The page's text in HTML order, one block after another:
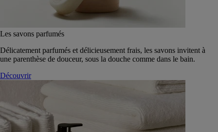
Les savons parfumés
Délicatement parfumés et délicieusement frais, les savons invitent à
une parenthèse de douceur, sous la douche comme dans le bain.
Découvrir